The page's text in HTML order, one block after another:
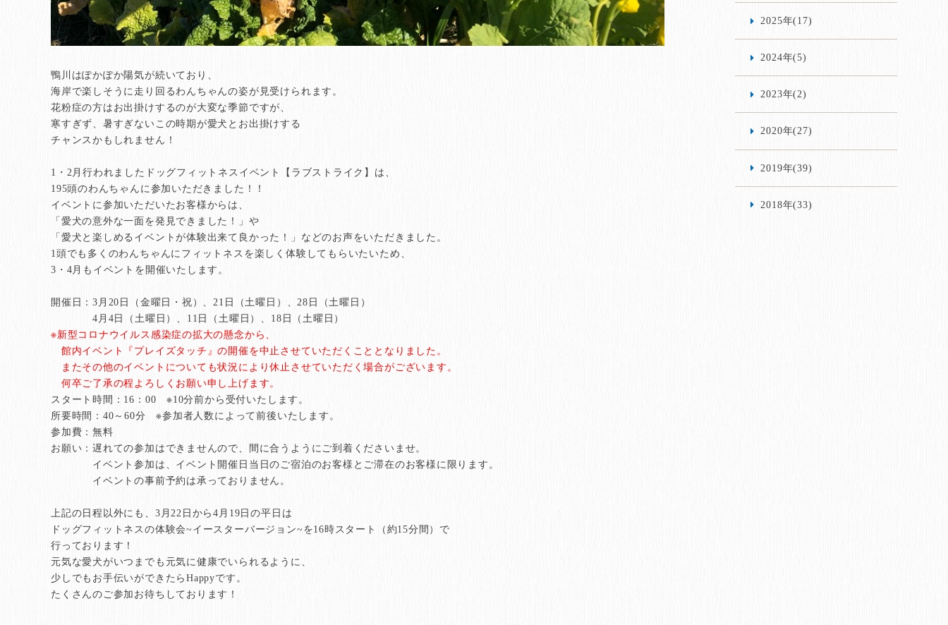
鴨川はぽかぽか陽気が続いており、
海岸で楽しそうに走り回るわんちゃんの姿が見受けられます。
花粉症の方はお出掛けするのが大変な季節ですが、
寒すぎず、暑すぎないこの時期が愛犬とお出掛けする
チャンスかもしれません！
1・2月行われましたドッグフィットネスイベント【ラブストライク】は、
195頭のわんちゃんに参加いただきました！！
イベントに参加いただいたお客様からは、
「愛犬の意外な一面を発見できました！」や
「愛犬と楽しめるイベントが体験出来て良かった！」などのお声をいただきました。
1頭でも多くのわんちゃんにフィットネスを楽しく体験してもらいたいため、
3・4月もイベントを開催いたします。
開催日：3月20日（金曜日・祝）、21日（土曜日）、28日（土曜日）
4月4日（土曜日）、11日（土曜日）、18日（土曜日）
※新型コロナウイルス感染症の拡大の懸念から、
館内イベント『プレイズタッチ』の開催を中止させていただくこととなりました。
またその他のイベントについても状況により休止させていただく場合がございます。
何卒ご了承の程よろしくお願い申し上げます。
スタート時間：16：00 ※10分前から受付いたします。
所要時間：40～60分 ※参加者人数によって前後いたします。
参加費：無料
お願い：遅れての参加はできませんので、間に合うようにご到着くださいませ。
イベント参加は、イベント開催日当日のご宿泊のお客様とご滞在のお客様に限ります。
イベントの事前予約は承っておりません。
上記の日程以外にも、3月22日から4月19日の平日は
ドッグフィットネスの体験会~イースターバージョン~を16時スタート（約15分間）で
行っております！
元気な愛犬がいつまでも元気に健康でいられるように、
少しでもお手伝いができたらHappyです。
たくさんのご参加お待ちしております！
2025年(17)
2024年(5)
2023年(2)
2020年(27)
2019年(39)
2018年(33)